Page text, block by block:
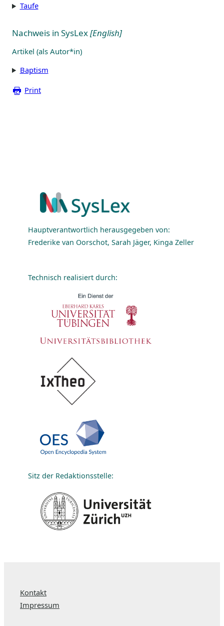
Taufe
Nachweis in SysLex[English]
Artikel (als Autor*in)
Baptism
Print
Hauptverantwortlich herausgegeben von:
Frederike van Oorschot, Sarah Jäger, Kinga Zeller
Technisch realisiert durch:
Sitz der Redaktionsstelle:
Kontakt
Impressum